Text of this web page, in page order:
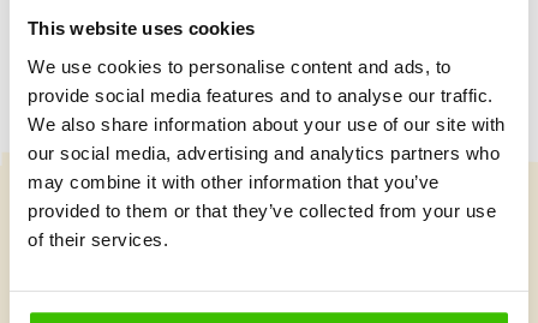
This website uses cookies
We use cookies to personalise content and ads, to
provide social media features and to analyse our traffic.
We also share information about your use of our site with
our social media, advertising and analytics partners who
may combine it with other information that you’ve
provided to them or that they’ve collected from your use
of their services.